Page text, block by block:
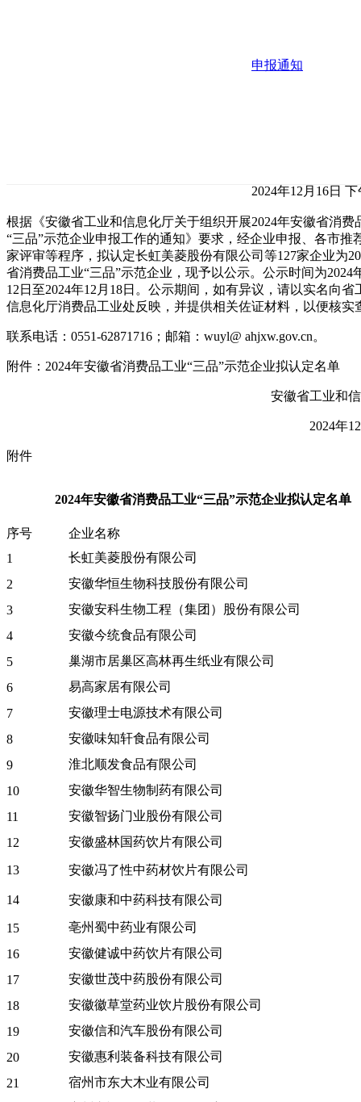
申报通知
2024年12月16日 下
根据《安徽省工业和信息化厅关于组织开展2024年安徽省消费
“三品”示范企业申报工作的通知》要求，经企业申报、各市推
家评审等程序，拟认定长虹美菱股份有限公司等127家企业为
省消费品工业“三品”示范企业，现予以公示。公示时间为2024
12日至2024年12月18日。公示期间，如有异议，请以实名向省
信息化厅消费品工业处反映，并提供相关佐证材料，以便核实
联系电话：0551-62871716；邮箱：wuyl@ ahjxw.gov.cn。
附件：2024年安徽省消费品工业“三品”示范企业拟认定名单
安徽省工业和
2024年
附件
2024年安徽省消费品工业“三品”示范企业拟认定名单
序号
企业名称
1
长虹美菱股份有限公司
2
安徽华恒生物科技股份有限公司
3
安徽安科生物工程（集团）股份有限公司
4
安徽今统食品有限公司
5
巢湖市居巢区高林再生纸业有限公司
6
易高家居有限公司
7
安徽理士电源技术有限公司
8
安徽味知轩食品有限公司
9
淮北顺发食品有限公司
10
安徽华智生物制药有限公司
11
安徽智扬门业股份有限公司
12
安徽盛林国药饮片有限公司
13 安徽冯了性中药材饮片有限公司
14 安徽康和中药科技有限公司
15
亳州蜀中药业有限公司
16
安徽健诚中药饮片有限公司
17
安徽世茂中药股份有限公司
18
安徽徽草堂药业饮片股份有限公司
19
安徽信和汽车股份有限公司
20
安徽惠利装备科技有限公司
21
宿州市东大木业有限公司